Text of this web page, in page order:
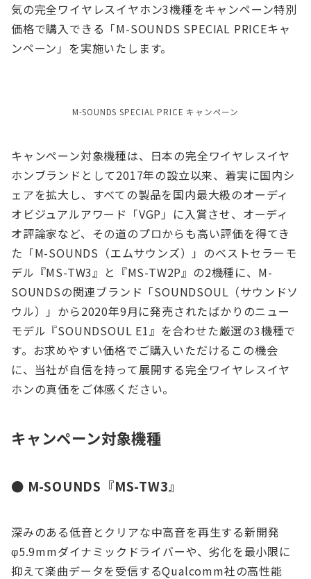
気の完全ワイヤレスイヤホン3機種をキャンペーン特別
価格で購入できる「M-SOUNDS SPECIAL PRICEキャ
ンペーン」を実施いたします。
M-SOUNDS SPECIAL PRICE キャンペーン
キャンペーン対象機種は、日本の完全ワイヤレスイヤ
ホンブランドとして2017年の設立以来、着実に国内シ
ェアを拡大し、すべての製品を国内最大級のオーディ
オビジュアルアワード「VGP」に入賞させ、オーディ
オ評論家など、その道のプロからも高い評価を得てき
た「M-SOUNDS（エムサウンズ）」のベストセラーモ
デル『MS-TW3』と『MS-TW2P』の2機種に、M-
SOUNDSの関連ブランド「SOUNDSOUL（サウンドソ
ウル）」から2020年9月に発売されたばかりのニュー
モデル『SOUNDSOUL E1』を合わせた厳選の3機種で
す。お求めやすい価格でご購入いただけるこの機会
に、当社が自信を持って展開する完全ワイヤレスイヤ
ホンの真価をご体感ください。
キャンペーン対象機種
● M-SOUNDS『MS-TW3』
深みのある低⾳とクリアな中⾼⾳を再⽣する新開発
φ5.9mmダイナミックドライバーや、劣化を最⼩限に
抑えて楽曲データを受信するQualcomm社の高性能